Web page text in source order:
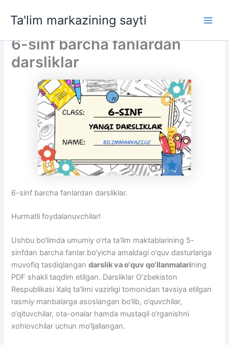
Ta'lim markazining sayti
6-sinf barcha fanlardan
darsliklar
6-sinf barcha fanlardan darsliklar.
Hurmatli foydalanuvchilar!
Ushbu bo‘limda umumiy o‘rta ta’lim maktablarining 5-
sinfdan barcha fanlar bo‘yicha amaldagi o‘quv dasturlariga
muvofiq tasdiqlangandarslik va o‘quv qo‘llanmalarining
PDF shakli taqdim etilgan. Darsliklar O‘zbekiston
Respublikasi Xalq ta’limi vazirligi tomonidan tavsiya etilgan
rasmiy manbalarga asoslangan bo‘lib, o‘quvchilar,
o‘qituvchilar, ota-onalar hamda mustaqil o‘rganishni
xohlovchilar uchun mo‘ljallangan.